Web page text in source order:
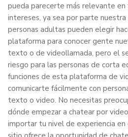
pueda parecerte más relevante en
intereses, ya sea por parte
personas adultas pueden elegir
plataforma para conocer gente
texto o de videollamada, pero el
riesgo para las personas de corta
funciones de esta plataforma de
comunicarte fácilmente con
texto o video. No necesitas
dónde empezar a chatear por
importar tu nivel de experiencia